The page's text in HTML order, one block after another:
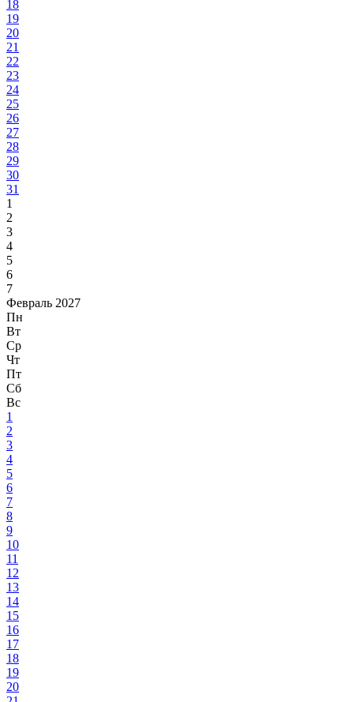
18
19
20
21
22
23
24
25
26
27
28
29
30
31
1
2
3
4
5
6
7
Февраль 2027
Пн
Вт
Ср
Чт
Пт
Сб
Вс
1
2
3
4
5
6
7
8
9
10
11
12
13
14
15
16
17
18
19
20